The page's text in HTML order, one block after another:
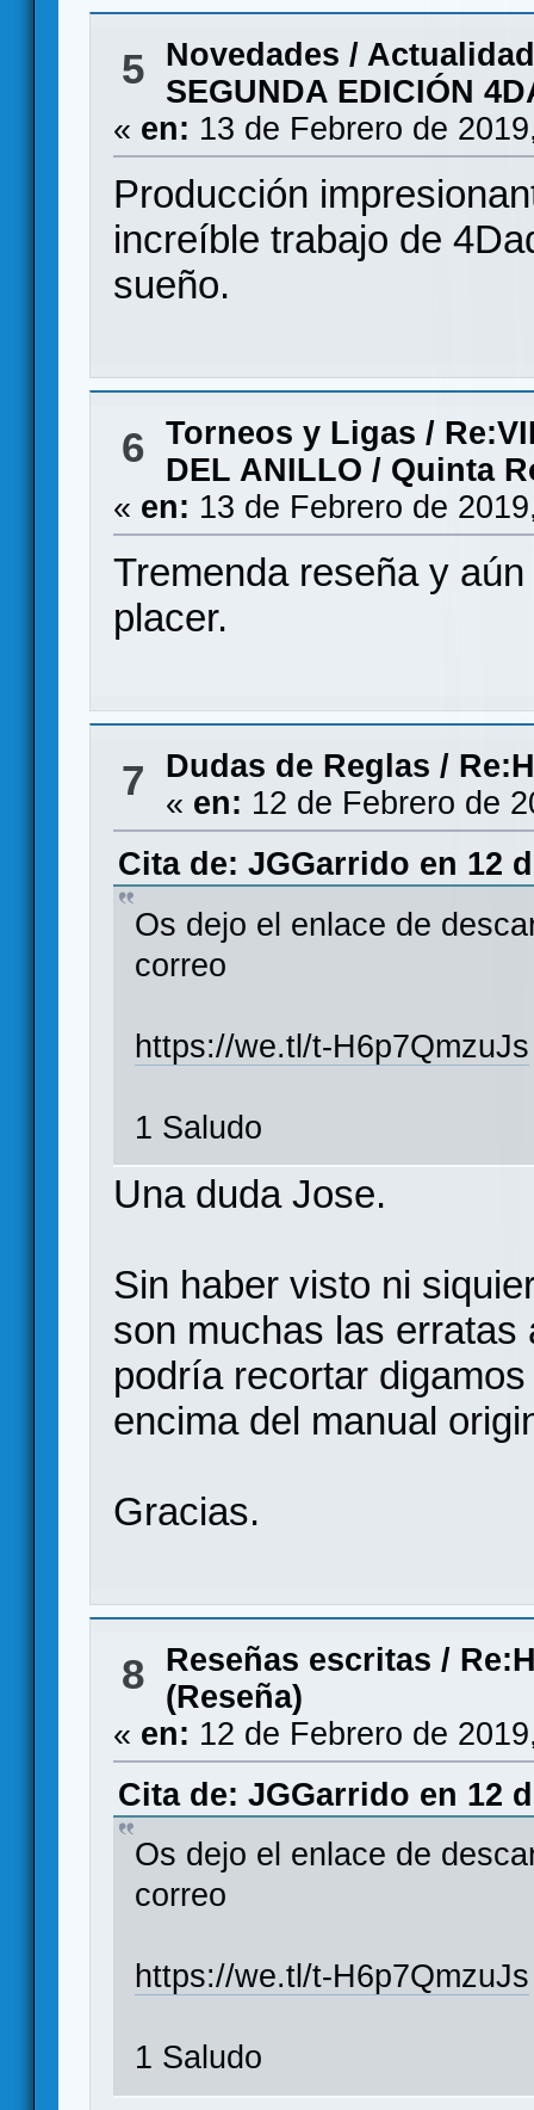
5
Novedades / Actualidad
SEGUNDA EDICIÓN
« en: 13 de Febrero de
Producción
increíble trabajo de
sueño.
6 Torneos y Ligas /
DEL ANILLO / Quinta
« en: 13 de Febrero de
Tremenda reseña y
placer.
7 Dudas de Reglas /
« en: 12 de Febrero de
Cita de: JGGarrido en 12
Os dejo el enlace de
correo
https://we.tl/t-H6p7QmzuJs
1 Saludo
Una duda Jose.
Sin haber visto ni
son muchas las erratas
podría recortar
encima del manual
Gracias.
8 Reseñas escritas /
(Reseña)
« en: 12 de Febrero de
Cita de: JGGarrido en 12
Os dejo el enlace de
correo
https://we.tl/t-H6p7QmzuJs
1 Saludo